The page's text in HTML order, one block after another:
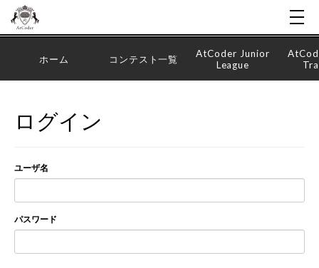
ホーム コンテスト一覧
AtCoder Junior
League
ログイン
ユーザ名
パスワード